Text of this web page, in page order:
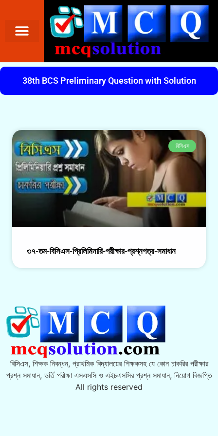
38th BCS Preliminary Question with Solution
বিসিএস
৩৭-তম-বিসিএস-প্রিলিমিনারি-পরীক্ষার-প্রশ্নপত্র-সমাধান
বিসিএস, শিক্ষক নিবন্ধন, প্রাথমিক বিদ্যালয়ের শিক্ষকসহ যে কোন চাকরির পরীক্ষার
প্রশ্ন সমাধান, ভর্তি পরীক্ষা এসএসসি ও এইচএসসির প্রশ্ন সমাধান, নিয়োগ বিজ্ঞপ্তি
All rights reserved